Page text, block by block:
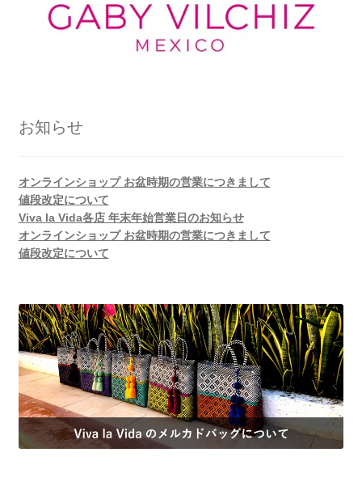
お知らせ
オンラインショップ お盆時期の営業につきまして
値段改定について
Viva la Vida各店 年末年始営業日のお知らせ
オンラインショップ お盆時期の営業につきまして
値段改定について